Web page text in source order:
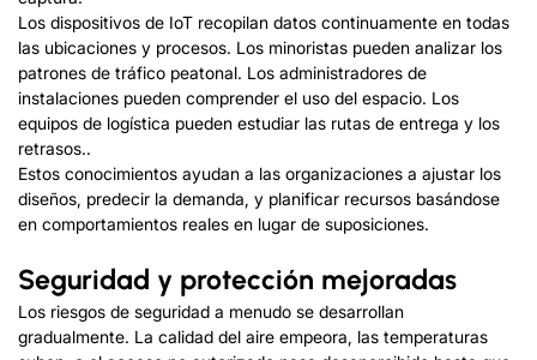
Los dispositivos de IoT recopilan datos continuamente en todas
las ubicaciones y procesos. Los minoristas pueden analizar los
patrones de tráfico peatonal. Los administradores de
instalaciones pueden comprender el uso del espacio. Los
equipos de logística pueden estudiar las rutas de entrega y los
retrasos..
Estos conocimientos ayudan a las organizaciones a ajustar los
diseños, predecir la demanda, y planificar recursos basándose
en comportamientos reales en lugar de suposiciones.
Seguridad y protección mejoradas
Los riesgos de seguridad a menudo se desarrollan
gradualmente. La calidad del aire empeora, las temperaturas